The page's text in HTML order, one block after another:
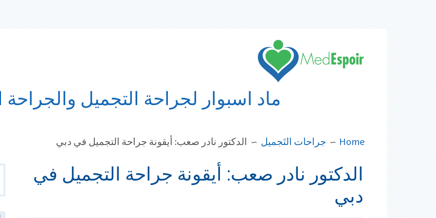
content
ماد اسبوار لجراحة التجميل والجراحة
Home جراحات التَجميل الدكتور نادر صعب: أيقونة جراحة التجميل في دبي
الدكتور نادر صعب: أيقونة جراحة التجميل في
دبي